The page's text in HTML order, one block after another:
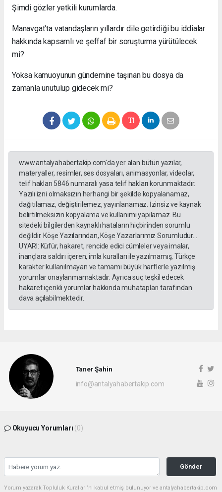
Şimdi gözler yetkili kurumlarda.
Manavgat'ta vatandaşların yıllardır dile getirdiği bu iddialar
hakkında kapsamlı ve şeffaf bir soruşturma yürütülecek
mi?
Yoksa kamuoyunun gündemine taşınan bu dosya da
zamanla unutulup gidecek mi?
www.antalyahabertakip.com'da yer alan bütün yazılar,
materyaller, resimler, ses dosyaları, animasyonlar, videolar,
telif hakları 5846 numaralı yasa telif hakları korunmaktadır.
Yazılı izni olmaksızın herhangi bir şekilde kopyalanamaz,
dağıtılamaz, değiştirilemez, yayınlanamaz. İzinsiz ve kaynak
belirtilmeksizin kopyalama ve kullanımı yapılamaz. Bu
sitedeki bilgilerden kaynaklı hataların hiçbirinden sorumlu
değildir. Köşe Yazılarından, Köşe Yazarlarımız Sorumludur...
UYARI: Küfür, hakaret, rencide edici cümleler veya imalar,
inançlara saldırı içeren, imla kuralları ile yazılmamış, Türkçe
karakter kullanılmayan ve tamamı büyük harflerle yazılmış
yorumlar onaylanmamaktadır. Ayrıca suç teşkil edecek
hakaret içerikli yorumlar hakkında muhatapları tarafından
dava açılabilmektedir.
Taner Şahin
info@antalyahabertakip.com
Okuyucu Yorumları (0)
Gönder
Yorum yazarak Topluluk Kuralları’nı kabul etmiş bulunuyor ve antalyahabertakip.com